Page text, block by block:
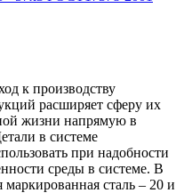
к производству
расширяет сферу их
жизни напрямую в
в системе
при надобности
среды в системе. В
маркированная сталь – 20 и